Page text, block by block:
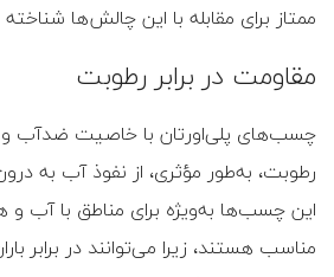
ممتاز برای مقابله با این چالش‌ها
مقاومت در برابر رطوبت
چسب‌های پلی‌اورتان با خاصیت ضدآب و
رطوبت، به‌طور مؤثری، از نفوذ آب به
این چسب‌ها به‌ویژه برای مناطق با آب و
مناسب هستند، زیرا می‌توانند در برابر